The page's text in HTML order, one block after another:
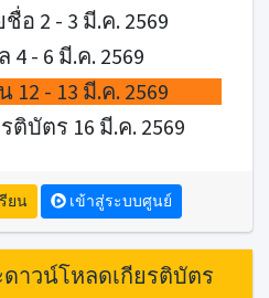
อ 2 - 3 มี.ค. 2569
- 6 มี.ค. 2569
- 13 มี.ค. 2569
บัตร 16 มี.ค. 2569
ยน เข้าสู่ระบบศูนย์
าวน์โหลดเกียรติบัตร